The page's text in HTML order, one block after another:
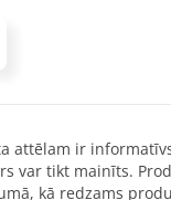
attēlam ir
var tikt mainīts.
kā redzams